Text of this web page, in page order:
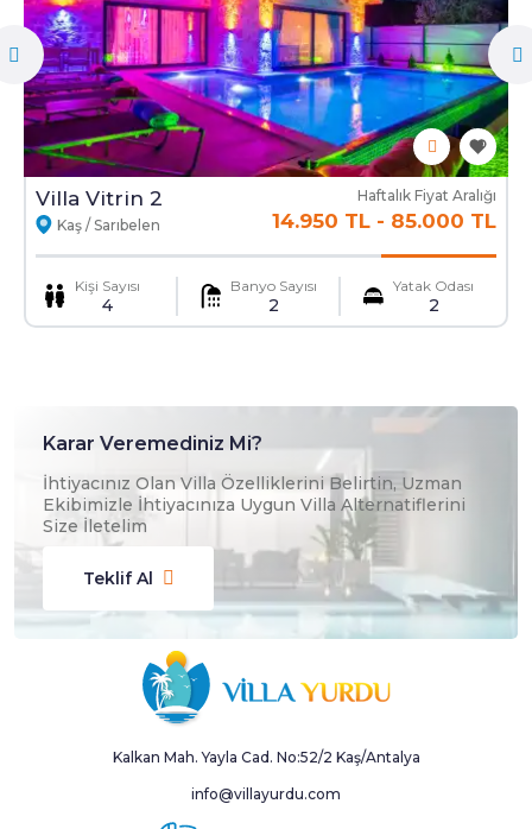
Ekstra Yatak Ekstra Temizlik
Mama Sandalyesi Ulaşım Hizmeti
Villa Vitrin 2
Kaş / Sarıbelen
Haftalık Fiyat Aralığı
14.950 TL - 85.000 TL
Kişi Sayısı
4
Banyo Sayısı
2
Yatak Odası
2
Karar Veremediniz Mi?
İhtiyacınız Olan Villa Özelliklerini Belirtin, Uzman
Ekibimizle İhtiyacınıza Uygun Villa Alternatiflerini
Size İletelim
Teklif Al
Kalkan Mah. Yayla Cad. No:52/2 Kaş/Antalya
info@villayurdu.com